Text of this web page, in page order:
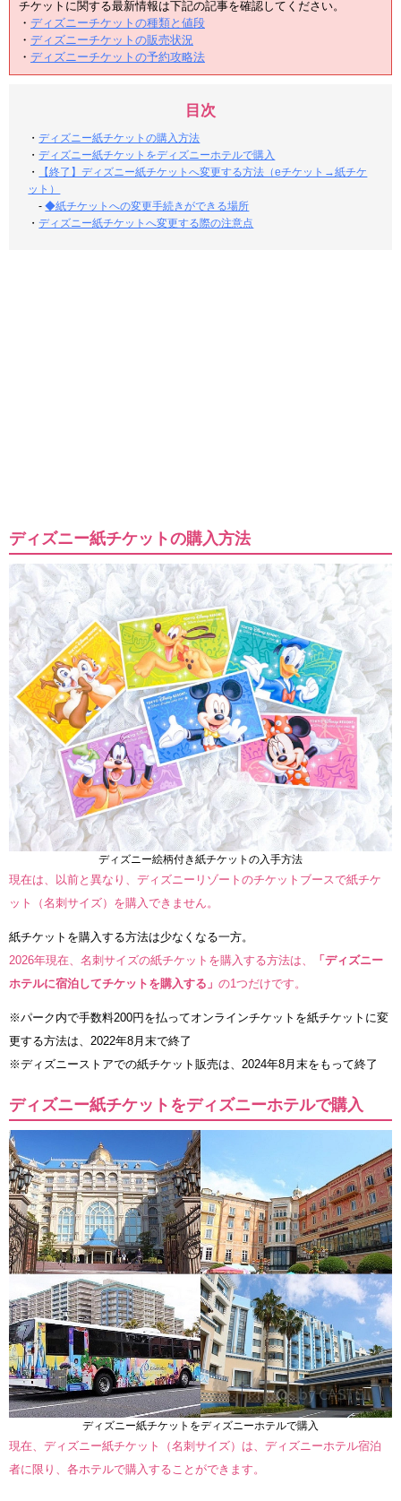
チケットに関する最新情報は下記の記事を確認してください。
・ ディズニーチケットの種類と値段
・ ディズニーチケットの販売状況
・ ディズニーチケットの予約攻略法
目次
・ディズニー紙チケットの購入方法
・ディズニー紙チケットをディズニーホテルで購入
・
【終了】ディズニー紙チケットへ変更する方法（eチケット→紙チケ
ット）
-◆紙チケットへの変更手続きができる場所
・ディズニー紙チケットへ変更する際の注意点
ディズニー紙チケットの購入方法
ディズニー絵柄付き紙チケットの入手方法
現在は、以前と異なり、ディズニーリゾートのチケットブースで紙チケ
ット（名刺サイズ）を購入できません。
紙チケットを購入する方法は少なくなる一方。
2026年現在、名刺サイズの紙チケットを購入する方法は、
「ディズニー
ホテルに宿泊してチケットを購入する」 の1つだけです。
※パーク内で手数料200円を払ってオンラインチケットを紙チケットに変
更する方法は、2022年8月末で終了
※ディズニーストアでの紙チケット販売は、2024年8月末をもって終了
ディズニー紙チケットをディズニーホテルで購入
ディズニー紙チケットをディズニーホテルで購入
現在、ディズニー紙チケット（名刺サイズ）は、ディズニーホテル宿泊
者に限り、各ホテルで購入することができます。